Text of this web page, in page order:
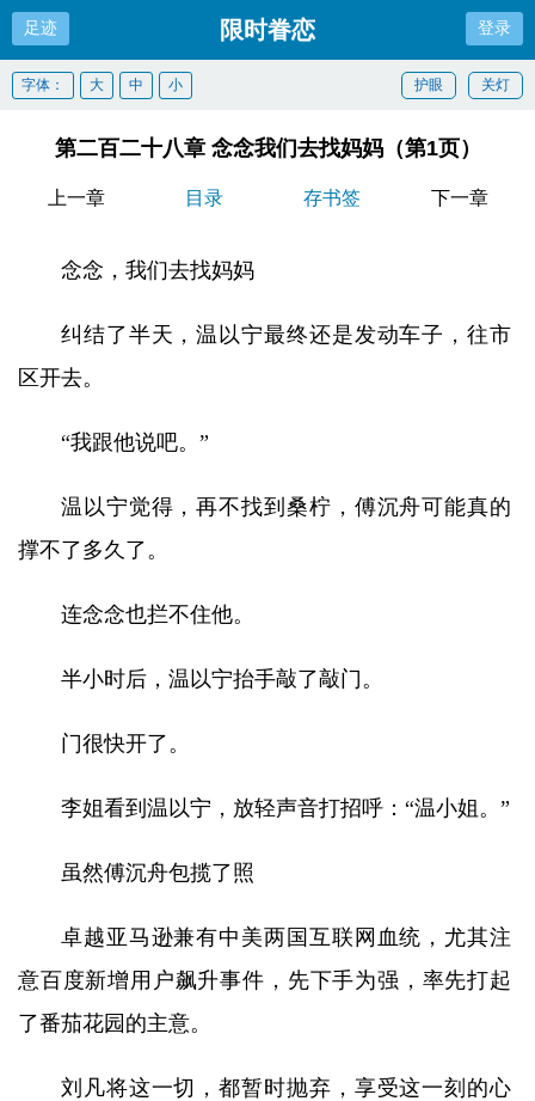
足迹 限时眷恋 登录
关灯
护眼
字体： 大 中 小
第二百二十八章 念念我们去找妈妈（第1页）
上一章 目录 存书签 下一章
念念，我们去找妈妈
纠结了半天，温以宁最终还是发动车子，往市
区开去。
“我跟他说吧。”
温以宁觉得，再不找到桑柠，傅沉舟可能真的
撑不了多久了。
连念念也拦不住他。
半小时后，温以宁抬手敲了敲门。
门很快开了。
李姐看到温以宁，放轻声音打招呼：“温小姐。”
虽然傅沉舟包揽了照
卓越亚马逊兼有中美两国互联网血统，尤其注
意百度新增用户飙升事件，先下手为强，率先打起
了番茄花园的主意。
刘凡将这一切，都暂时抛弃，享受这一刻的心